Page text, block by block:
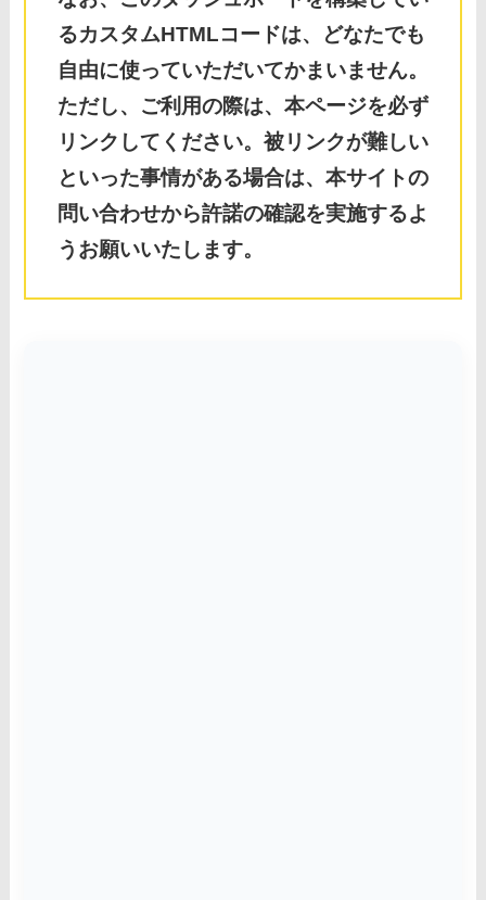
るカスタムHTMLコードは、どなたでも
自由に使っていただいてかまいません。
ただし、ご利用の際は、本ページを必ず
リンクしてください。被リンクが難しい
といった事情がある場合は、本サイトの
問い合わせから許諾の確認を実施するよ
うお願いいたします。